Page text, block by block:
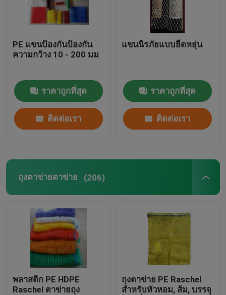
PE แขนป้องกันป้องกัน
ความกว้าง 10 - 200 มม
ราคาถูกที่สุด
ติดต่อเรา
แขนนิรภัยแบบยืดหยุ่น
ราคาถูกที่สุด
ติดต่อเรา
ถุงตาข่ายตาข่าย (206)
พลาสติก PE HDPE
Raschel ตาข่ายถุง
ถุงตาข่าย PE Raschel
สำหรับหัวหอม, ส้ม, บรรจุ